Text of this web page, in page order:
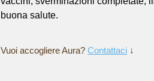
buona salute.
Vuoi accogliereAura? Contattaci ↓